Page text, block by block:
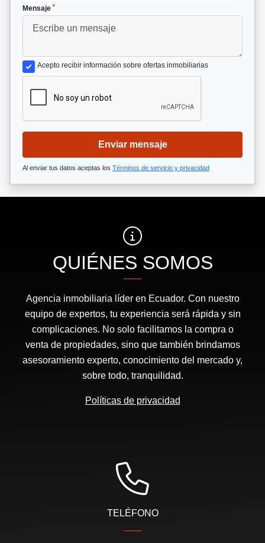
Mensaje *
Acepto recibir información sobre ofertas inmobiliarias
Enviar mensaje
Al enviar tus datos aceptas los Términos de servicio y privacidad
QUIÉNES SOMOS
Agencia inmobiliaria líder en Ecuador. Con nuestro
equipo de expertos, tu experiencia será rápida y sin
complicaciones. No solo facilitamos la compra o
venta de propiedades, sino que también brindamos
asesoramiento experto, conocimiento del mercado y,
sobre todo, tranquilidad.
Políticas de privacidad
TELÉFONO